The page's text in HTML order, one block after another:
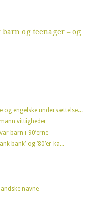
og teenager – og
og engelske undersættelse...
vittigheder
barn i 90’erne
bank’ og ’80’er ka...
navne